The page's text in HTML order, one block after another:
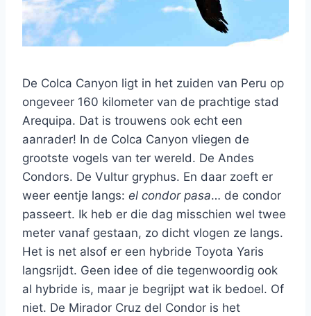
De Colca Canyon ligt in het zuiden van Peru op
ongeveer 160 kilometer van de prachtige stad
Arequipa. Dat is trouwens ook echt een
aanrader! In de Colca Canyon vliegen de
grootste vogels van ter wereld. De Andes
Condors. De Vultur gryphus. En daar zoeft er
weer eentje langs: el condor pasa… de condor
passeert. Ik heb er die dag misschien wel twee
meter vanaf gestaan, zo dicht vlogen ze langs.
Het is net alsof er een hybride Toyota Yaris
langsrijdt. Geen idee of die tegenwoordig ook
al hybride is, maar je begrijpt wat ik bedoel. Of
niet. De Mirador Cruz del Condor is het